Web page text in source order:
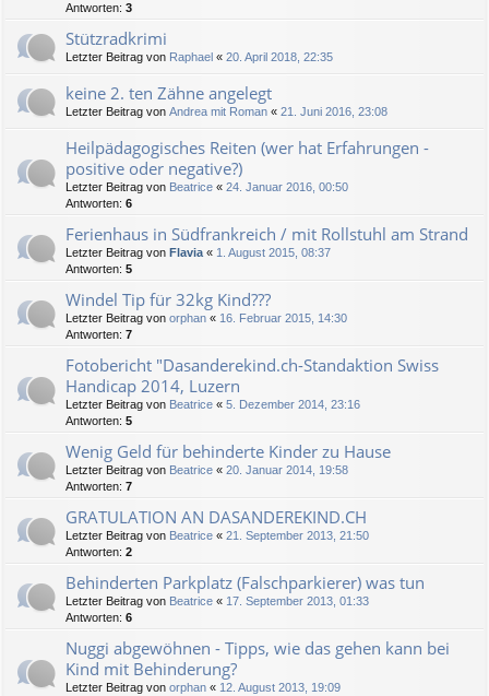
Antworten: 3
Stützradkrimi
Letzter Beitrag von Raphael « 20. April 2018, 22:35
keine 2. ten Zähne angelegt
Letzter Beitrag von Andrea mit Roman « 21. Juni 2016, 23:08
Heilpädagogisches Reiten (wer hat Erfahrungen -
positive oder negative?)
Letzter Beitrag von Beatrice « 24. Januar 2016, 00:50
Antworten: 6
Ferienhaus in Südfrankreich / mit Rollstuhl am Strand
Letzter Beitrag von Flavia « 1. August 2015, 08:37
Antworten: 5
Windel Tip für 32kg Kind???
Letzter Beitrag von orphan « 16. Februar 2015, 14:30
Antworten: 7
Fotobericht "Dasanderekind.ch-Standaktion Swiss
Handicap 2014, Luzern
Letzter Beitrag von Beatrice « 5. Dezember 2014, 23:16
Antworten: 5
Wenig Geld für behinderte Kinder zu Hause
Letzter Beitrag von Beatrice « 20. Januar 2014, 19:58
Antworten: 7
GRATULATION AN DASANDEREKIND.CH
Letzter Beitrag von Beatrice « 21. September 2013, 21:50
Antworten: 2
Behinderten Parkplatz (Falschparkierer) was tun
Letzter Beitrag von Beatrice « 17. September 2013, 01:33
Antworten: 6
Nuggi abgewöhnen - Tipps, wie das gehen kann bei
Kind mit Behinderung?
Letzter Beitrag von orphan « 12. August 2013, 19:09